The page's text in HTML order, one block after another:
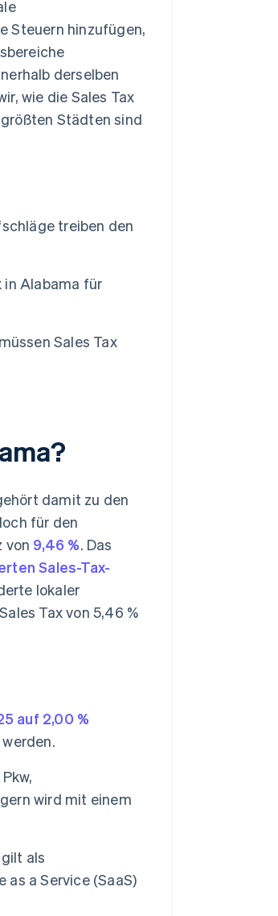
Steuern hinzufügen,
derselben
wie die Sales Tax
Städten sind
treiben den
in Alabama für
Sales Tax
damit zu den
für den
von 9,46 %. Das
Sales-Tax-
lokaler
Tax von 5,46 %
auf 2,00 %
wird mit einem
als
a Service (SaaS)